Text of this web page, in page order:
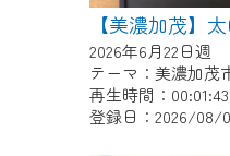
【美濃加茂】
テーマ：美濃加茂
再生時間：00:01:43
登録日：2026/08/